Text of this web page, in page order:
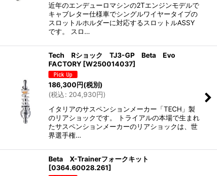
近年のエンデューロマシンの2Tエンジンモデルで
キャブレター仕様車でシングルワイヤータイプの
スロットルホルダーに対応するスロットルASSY
です。 スロ…
Tech Rショック TJ3-GP Beta Evo
FACTORY [W250014037]
186,300円(税別)
(税込: 204,930円)
イタリアのサスペンションメーカー「TECH」製
のリアショックです。 トライアルの本場で生まれ
たサスペンションメーカーのリアショックは、世
界選手権…
Beta X-Trainerフォークキット
[0364.60028.261]